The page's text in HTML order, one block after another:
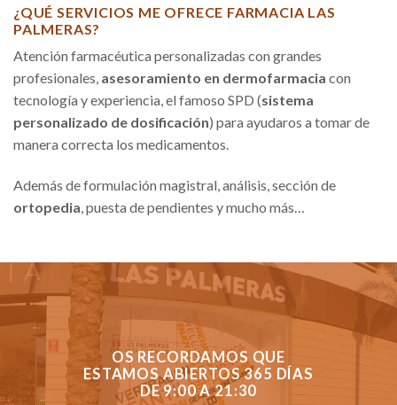
¿QUÉ SERVICIOS ME OFRECE FARMACIA LAS
PALMERAS?
Atención farmacéutica personalizadas con grandes
profesionales, asesoramiento en dermofarmacia con
tecnología y experiencia, el famoso SPD (sistema
personalizado de dosificación) para ayudaros a tomar de
manera correcta los medicamentos.
Además de formulación magistral, análisis, sección de
ortopedia , puesta de pendientes y mucho más…
OS RECORDAMOS QUE
ESTAMOS ABIERTOS 365 DÍAS
DE 9:00 A 21:30